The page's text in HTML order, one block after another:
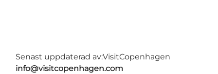
Senast uppdaterad av:VisitCopenhagen
info@visitcopenhagen.com